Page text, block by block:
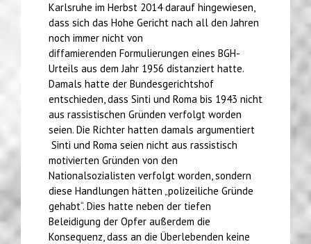
Karlsruhe im Herbst 2014 darauf hingewiesen,
dass sich das Hohe Gericht nach all den Jahren
noch immer nicht von
diffamierenden Formulierungen eines BGH-
Urteils aus dem Jahr 1956 distanziert hatte.
Damals hatte der Bundesgerichtshof
entschieden, dass Sinti und Roma bis 1943 nicht
aus rassistischen Gründen verfolgt worden
seien. Die Richter hatten damals argumentiert
Sinti und Roma seien nicht aus rassistisch
motivierten Gründen von den
Nationalsozialisten verfolgt worden, sondern
diese Handlungen hätten „polizeiliche Gründe
gehabt“. Dies hatte neben der tiefen
Beleidigung der Opfer außerdem die
Konsequenz, dass an die Überlebenden keine